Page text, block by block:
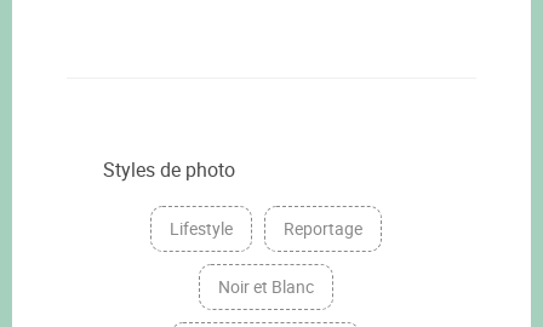
Styles de photo
Lifestyle Reportage
Noir et Blanc